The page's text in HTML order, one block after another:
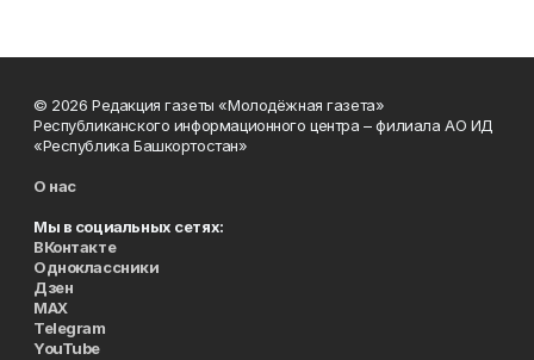
© 2026 Редакция газеты «Молодёжная газета»
Республиканского информационного центра – филиала АО ИД
«Республика Башкортостан»
О нас
Мы в социальных сетях:
ВКонтакте
Одноклассники
Дзен
MAX
Telegram
YouTube